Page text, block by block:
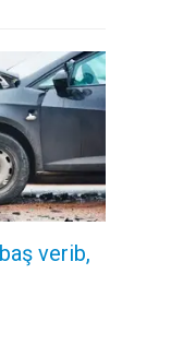
verib,